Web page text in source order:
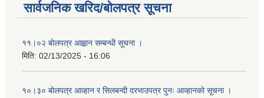
सार्वजनिक खरिद/बोलपत्र सूचना
११।०२ बोलपत्र आह्वान सम्बन्धी सूचना ।
मिति: 02/13/2025 - 16:06
१०।३० बोलपत्र आव्हान र सिलबन्दी दरभाउपत्र पुनः आव्हानको सूचना ।